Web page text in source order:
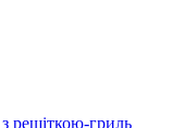
решіткою-гриль